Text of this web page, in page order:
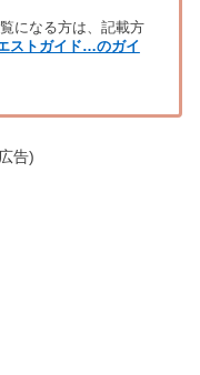
になる方は、記載方
ストガイド…のガイ
告)